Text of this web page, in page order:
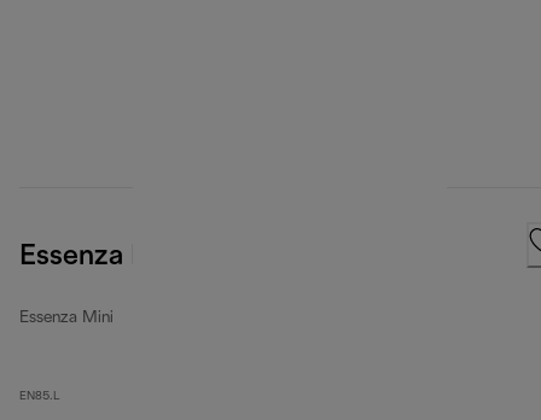
Essenza Mini, Green
Essenza Mini
EN85.L